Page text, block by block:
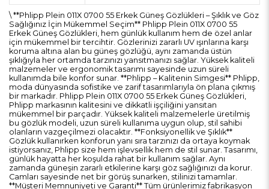
\ **Phlipp Plein 011X 0700 55 Erkek Güneş Gözlükleri – Şıklık ve Göz
Sağlığınız İçin Mükemmel Seçim** Phlipp Plein 011X 0700 55
Erkek Güneş Gözlükleri, hem günlük kullanım hem de özel anlar
için mükemmel bir tercihtir. Gözlerinizi zararlı UV ışınlarına karşı
koruma altına alan bu güneş gözlüğü, aynı zamanda üstün
şıklığıyla her ortamda tarzınızı yansıtmanızı sağlar. Yüksek kaliteli
malzemeler ve ergonomik tasarımı sayesinde uzun süreli
kullanımda bile konfor sunar. **Phlipp – Kalitenin Simgesi** Phlipp,
moda dünyasında sofistike ve zarif tasarımlarıyla ön plana çıkmış
bir markadır. Phlipp Plein 011X 0700 55 Erkek Güneş Gözlükleri,
Phlipp markasının kalitesini ve dikkatli işçiliğini yansıtan
mükemmel bir parçadır. Yüksek kaliteli malzemelerle üretilmiş
bu gözlük modeli, uzun süreli kullanıma uygun olup, stil sahibi
olanların vazgeçilmezi olacaktır. **Fonksiyonellik ve Şıklık**
Gözlük kullanırken konforun yanı sıra tarzınızı da ortaya koymak
istiyorsanız, Phlipp size hem işlevsellik hem de stil sunar. Tasarımı,
günlük hayatta her koşulda rahat bir kullanım sağlar. Aynı
zamanda güneşin zararlı etkilerine karşı göz sağlığınızı da korur.
Camları sayesinde net bir görüş sunarken, stilinizi tamamlar.
**Müşteri Memnuniyeti ve Garanti** Tüm ürünlerimiz fabrikasyon